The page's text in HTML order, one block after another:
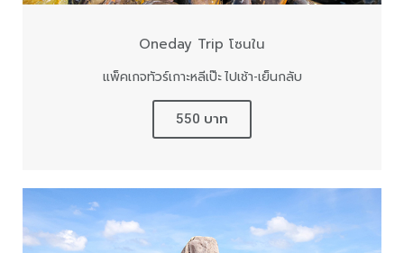
Oneday Trip โซนใน
แพ็คเกจทัวร์เกาะหลีเป๊ะ ไปเช้า-เย็นกลับ
550 บาท